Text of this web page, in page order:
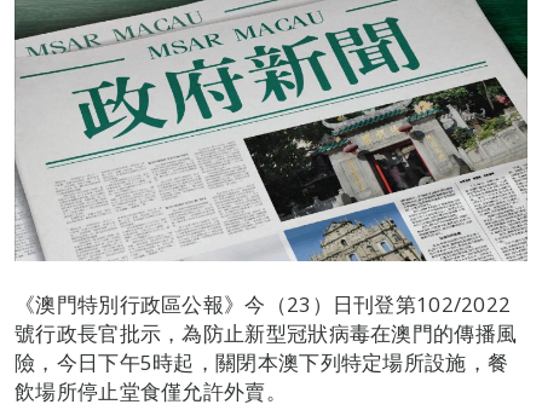
《澳門特別行政區公報》今（23）日刊登第102/2022
號行政長官批示，為防止新型冠狀病毒在澳門的傳播風
險，今日下午5時起，關閉本澳下列特定場所設施，餐
飲場所停止堂食僅允許外賣。